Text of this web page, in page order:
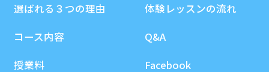
選ばれる３つの理由
コース内容
授業料
体験レッスンの流れ
Q&A
Facebook